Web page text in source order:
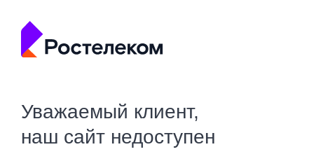
Уважаемый клиент,
наш сайт недоступен